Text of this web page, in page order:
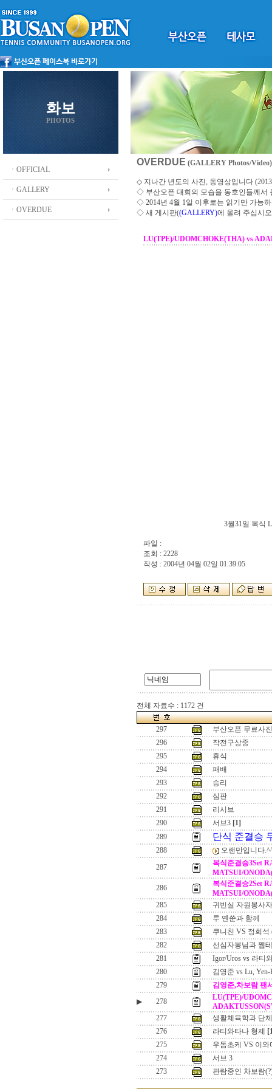
화보
PHOTOS
ㆍOFFICIAL
ㆍGALLERY
ㆍOVERDUE
OVERDUE (GALLERY Photos/Video)
◇ 지나간 년도의 사진, 동영상입니다
◇ 부산오픈 대회의 모습을 동호인들께서
◇ 2014년 4월 1일 이후로는 읽기만 가능
◇ 새 게시판((GALLERY)에 올려 주십시오
LU(TPE)/UDOMCHOKE(THA) vs
3월31일 복식
파일 :
조회 : 2228
작성 : 2004년 04월 02일 01:39:05
전체 자료수 : 1172 건
297
부산오픈 무료사
296
작전구상중
295
휴식
294
패배
293
승리
292
심판
291
리시브
290
서브3 [1]
289
단식 준결승
288
오랜만입니다
287
복식준결승3Set
MATSUI/
286
복식준결승2Set
MATSUI/
285
귀빈실 자원봉사
284
루 옌쑨과 함께
283
쿠니친 VS 정희석
282
선심자봉님과 웹
281
Igor/Uros vs 라티
280
김영준 vs Lu,
279
김영준,차보람 팬
▶
278
LU(TPE)/
277
생활체육학과 단
276
라티와타나 형제
275
우돔초케 VS 이와
274
서브 3
273
관람중인 차보람